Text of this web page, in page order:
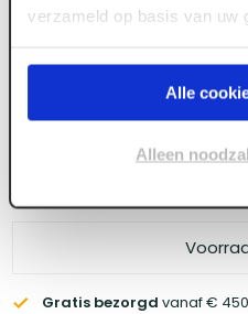
verzameld op basis van uw
Alle
Alleen
Log in
Wil je de scherpste prijs?
Gratis bezorgd vanaf €